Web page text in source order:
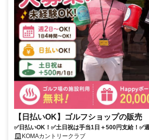
【日払いOK】ゴルフショップの販売
✅日払いOK！✅土日祝は手当1日＋500円支給！✅
OK！✅髪色・ネイル・ピアス自由！✅ノルマなし＆
KOMAカントリークラブ